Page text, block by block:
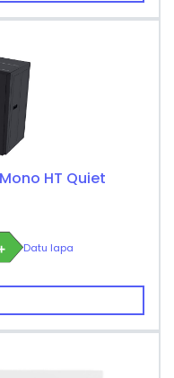
HT Quiet
Datu lapa